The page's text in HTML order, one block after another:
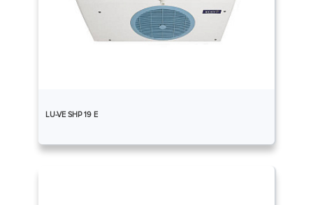
LU-VE SHP 19 E